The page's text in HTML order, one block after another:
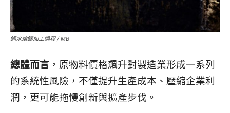
銅水熔鑄加工過程 / MB
總體而言 ，原物料價格飆升對製造業形成一系列
的系統性風險，不僅提升生產成本、壓縮企業利
潤，更可能拖慢創新與擴產步伐。